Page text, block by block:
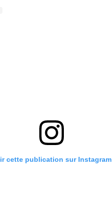
cette publication sur Instagram